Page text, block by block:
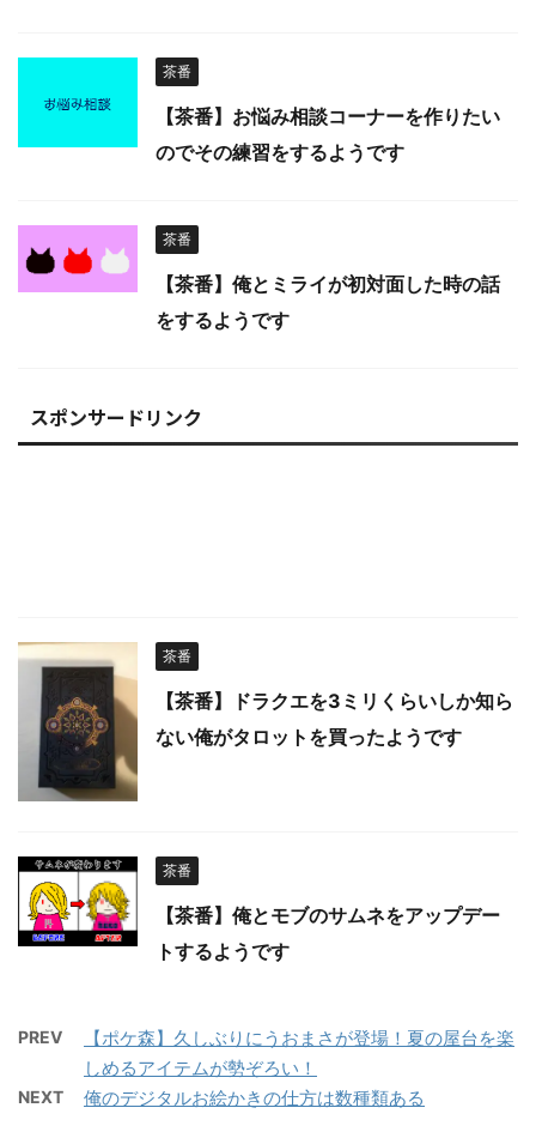
茶番
【茶番】お悩み相談コーナーを作りたい
のでその練習をするようです
茶番
【茶番】俺とミライが初対面した時の話
をするようです
スポンサードリンク
茶番
【茶番】ドラクエを3ミリくらいしか知ら
ない俺がタロットを買ったようです
茶番
【茶番】俺とモブのサムネをアップデー
トするようです
PREV
【ポケ森】久しぶりにうおまさが登場！夏の屋台を楽
しめるアイテムが勢ぞろい！
NEXT 俺のデジタルお絵かきの仕方は数種類ある